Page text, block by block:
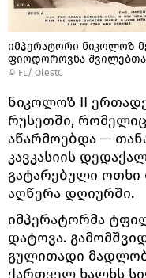
იმპერატორი ნიკოლოზ
ფიოდოროვნა
© FL/ OlestC
ნიკოლოზ II
რუსეთში,
აწარმოებდა —
კავკასიის
გატარებული
აღწერა დღიურში.
იმპერატორმა
დატოვა.
გულითადი
ქართველ ხალხს